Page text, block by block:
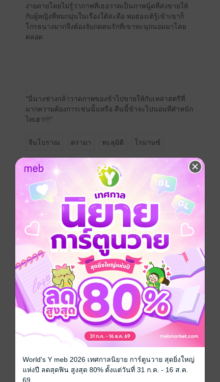
ง่ายดายโดยไม่รู้ว่าภาพที่เธอวาดเป็นภาพนู้ดที่ส่งขายให้
กับผู้หญิงที่หมกมุ่นในเรื่องใต้สะดือ พอฮ่องเต้รู้เข้าเขาก็
โกรธนางมากจึงต้องจับกดคนรักที่เขาทะนุถนอมมาโดย
ตลอด
"นี่นางช่างกล้าวาดภาพของข้าไปขายให้กับเหล่าสตรีที่
มากความต้องการเช่นนั้นหรือ คืนนี้ข้าจะไปนอนที่ตำหนัก
ไทเฮา!!!"
จีนโบราณ ดรามา ทะลุมิติ โรมานซ์
ย้อนยุค/พีเรียด
ประเภทไฟล์ pdf, epub (สารบัญ)
วันที่วางขาย 06 ธันวาคม 2567
ความยาว 222 หน้า (≈ 36,773 คำ)
ราคาปก 299 บาท (ประหยัด 60%)
เรื่องที่คุณน่าจะสนใจ
World's Y meb 2026 เทศกาลนิยาย การ์ตูนวาย สุดยิ่งใหญ่
แห่งปี ลดสุดฟิน สูงสุด 80% ตั้งแต่วันที่ 31 ก.ค. - 16 ส.ค.
69